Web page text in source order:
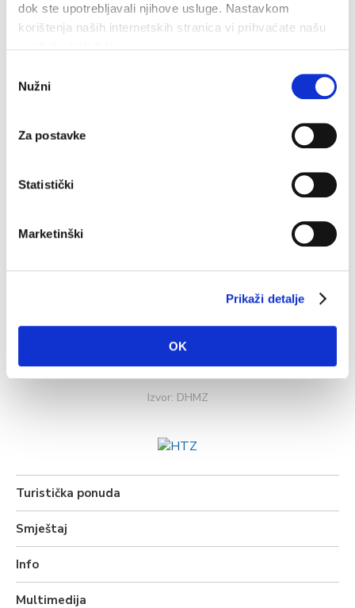
dok ste upotrebljavali njihove usluge. Nastavkom
korištenja naših internetskih stranica vi prihvaćate našu
pristanka
Nužni
Za postavke
Statistički
Marketinški
Prikaži detalje
OK
PROČITAJTE VIŠE
Vlažnost:43 %
35°C
35°C
36°C
Izvor: DHMZ
Turistička ponuda
Smještaj
Info
Multimedija